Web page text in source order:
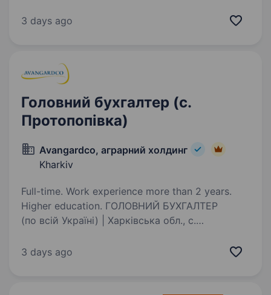
сільськогосподарських культур до їх
3 days ago
Головний бухгалтер (с.
Протопопівка)
Avangardco, аграрний холдинг
Kharkiv
Full-time. Work experience more than 2 years.
Higher education. ГОЛОВНИЙ БУХГАЛТЕР
(по всій Україні) | Харківська обл., с.
найбільший виробник яєць і яєчних продуктів
3 days ago